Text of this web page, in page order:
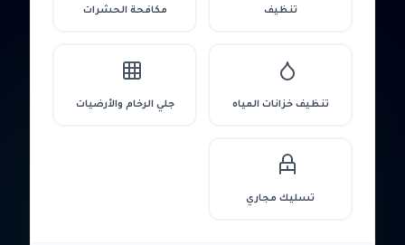
تنظيف مكافحة الحشرات
تنظيف خزانات المياه جلي الرخام والأرضيات
تسليك مجاري